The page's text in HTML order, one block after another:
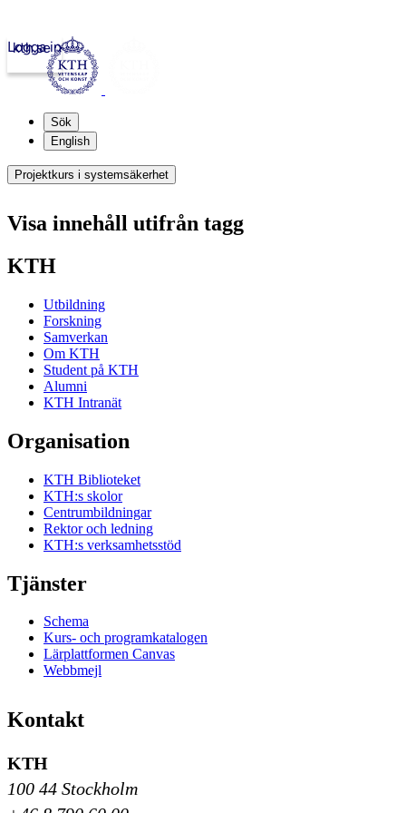
kth.se
Logga in
Sök
English
Projektkurs i systemsäkerhet
Visa innehåll utifrån tagg
KTH
Utbildning
Forskning
Samverkan
Om KTH
Student på KTH
Alumni
KTH Intranät
Organisation
KTH Biblioteket
KTH:s skolor
Centrumbildningar
Rektor och ledning
KTH:s verksamhetsstöd
Tjänster
Schema
Kurs- och programkatalogen
Lärplattformen Canvas
Webbmejl
Kontakt
KTH
100 44 Stockholm